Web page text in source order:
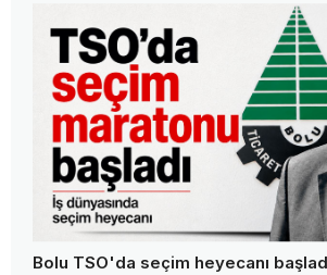
Bolu TSO'da seçim heyecanı